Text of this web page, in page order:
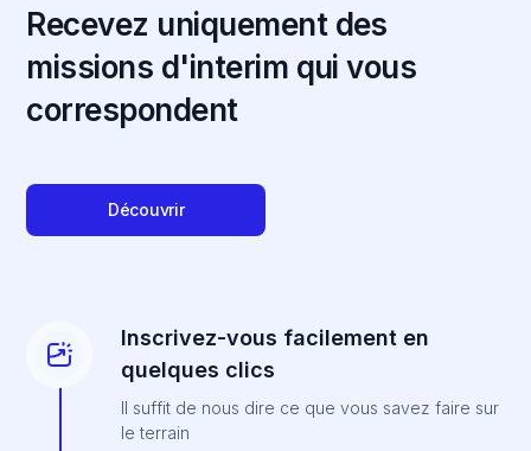
Recevez uniquement des
missions d'interim qui vous
correspondent
Découvrir
Inscrivez-vous facilement en
quelques clics
Il suffit de nous dire ce que vous savez faire sur
le terrain